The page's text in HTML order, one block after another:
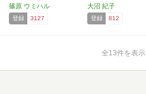
篠原 ウミハル
登録 3127
大沼 紀子
登録 812
全13件を表示